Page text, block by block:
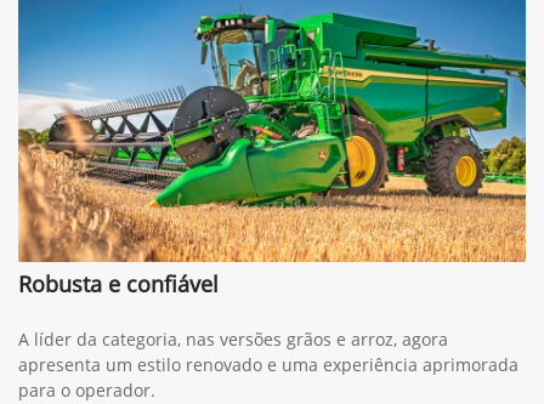
Robusta e confiável
A líder da categoria, nas versões grãos e arroz, agora
apresenta um estilo renovado e uma experiência aprimorada
para o operador.